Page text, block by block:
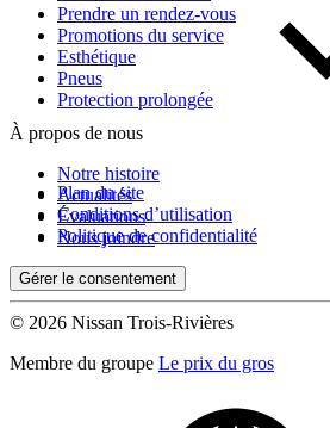
Prendre un rendez-vous
Promotions du service
Esthétique
Pneus
Protection prolongée
À propos de nous
Notre histoire
Actualités
Évaluations
Nous joindre
Plan du site
Conditions d’utilisation
Politique de confidentialité
Gérer le consentement
© 2026 Nissan Trois-Rivières
Membre du groupe Le prix du gros